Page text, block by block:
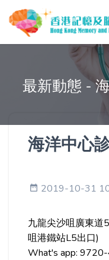
最新動態 -
海洋中心
2019-10-31
九龍尖沙咀廣東
咀港鐵站L5出口)
What's app: